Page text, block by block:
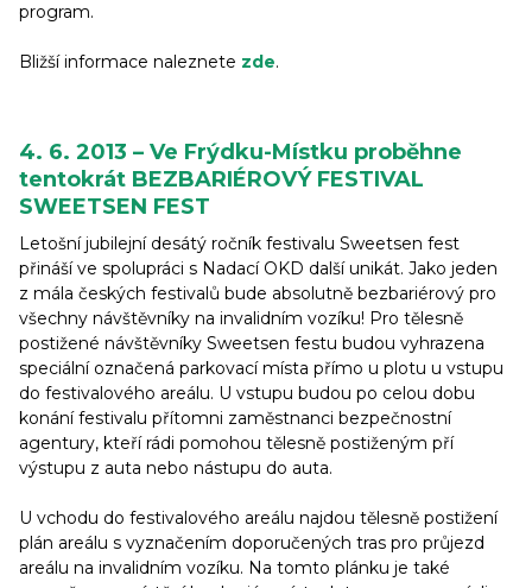
program.
Bližší informace naleznete zde.
4. 6. 2013 – Ve Frýdku-Místku proběhne
tentokrát BEZBARIÉROVÝ FESTIVAL
SWEETSEN FEST
Letošní jubilejní desátý ročník festivalu Sweetsen fest
přináší ve spolupráci s Nadací OKD další unikát. Jako jeden
z mála českých festivalů bude absolutně bezbariérový pro
všechny návštěvníky na invalidním vozíku! Pro tělesně
postižené návštěvníky Sweetsen festu budou vyhrazena
speciální označená parkovací místa přímo u plotu u vstupu
do festivalového areálu. U vstupu budou po celou dobu
konání festivalu přítomni zaměstnanci bezpečnostní
agentury, kteří rádi pomohou tělesně postiženým pří
výstupu z auta nebo nástupu do auta.
U vchodu do festivalového areálu najdou tělesně postižení
plán areálu s vyznačením doporučených tras pro průjezd
areálu na invalidním vozíku. Na tomto plánku je také